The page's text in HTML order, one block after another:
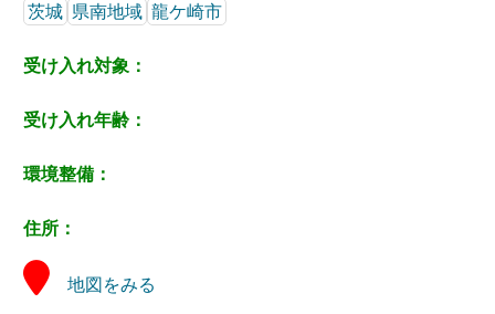
茨城 県南地域 龍ケ崎市
受け入れ対象：
受け入れ年齢：
環境整備：
住所：
地図をみる